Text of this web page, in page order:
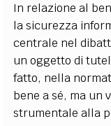
In relazione al
la sicurezza
centrale nel
un oggetto di
fatto, nella
bene a sé, ma un
strumentale alla